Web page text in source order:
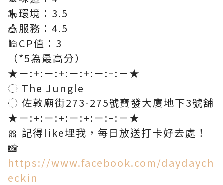
🎠環境：3.5​
🎪服務：4.5​
🕌CP值：3​
（*5為最高分）​
★－:+:－:+:－:+:－:+:－★​
◌ The Jungle​
◌ 佐敦廟街273-275號寶發大廈地下3號舖​
★－:+:－:+:－:+:－:+:－★​
🎀 記得like埋我，每日放送打卡好去處！
📸​
https://www.facebook.com/daydaych
eckin